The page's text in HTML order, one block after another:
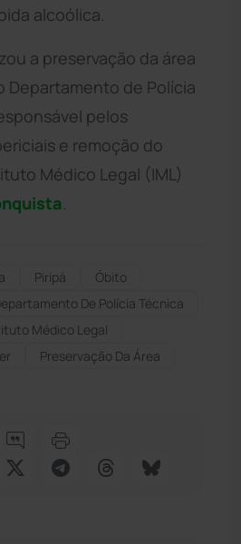
alcoólica.
a preservação da área
Departamento de Polícia
pelos
e remoção do
Médico Legal (IML)
Piripá
Óbito
De Polícia Técnica
Médico Legal
Preservação Da Área